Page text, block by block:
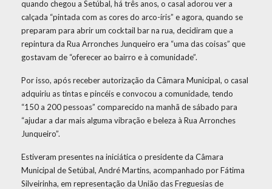
quando chegou a Setúbal, há três anos, o casal adorou ver a
calçada “pintada com as cores do arco-íris” e agora, quando se
preparam para abrir um cocktail bar na rua, decidiram que a
repintura da Rua Arronches Junqueiro era “uma das coisas” que
gostavam de “oferecer ao bairro e à comunidade”.
Por isso, após receber autorização da Câmara Municipal, o casal
adquiriu as tintas e pincéis e convocou a comunidade, tendo
“150 a 200 pessoas” comparecido na manhã de sábado para
“ajudar a dar mais alguma vibração e beleza à Rua Arronches
Junqueiro”.
Estiveram presentes na iniciática o presidente da Câmara
Municipal de Setúbal, André Martins, acompanhado por Fátima
Silveirinha, em representação da União das Freguesias de